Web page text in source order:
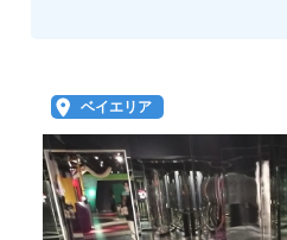
ベイエリア